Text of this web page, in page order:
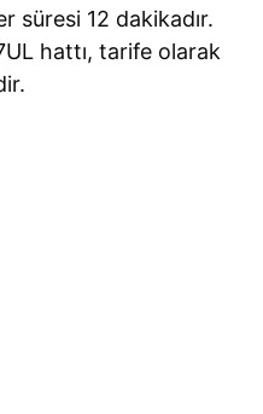
süresi 12 dakikadır.
hattı, tarife olarak